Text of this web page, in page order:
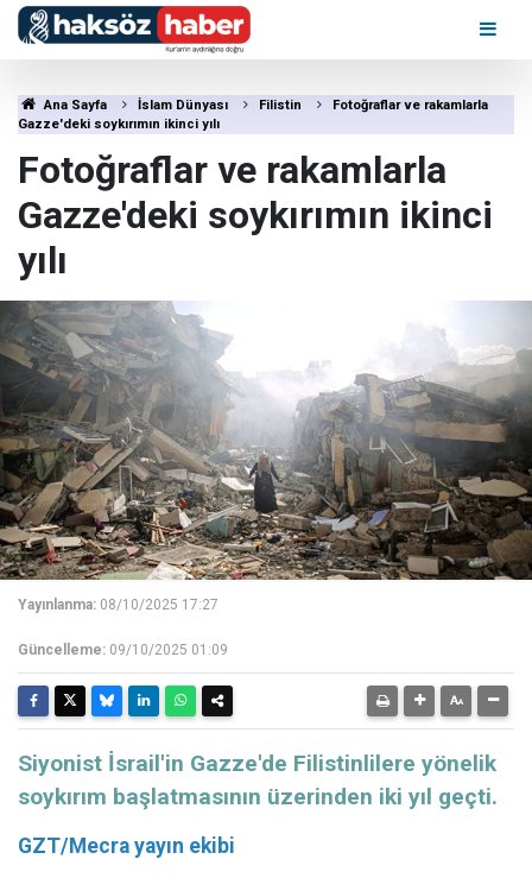
Ana Sayfa İslam Dünyası Filistin
Fotoğraflar ve rakamlarla
Gazze'deki soykırımın ikinci yılı
Fotoğraflar ve rakamlarla
Gazze'deki soykırımın ikinci
yılı
Yayınlanma: 08/10/2025 17:27
Güncelleme: 09/10/2025 01:09
Siyonist İsrail'in Gazze'de Filistinlilere yönelik
soykırım başlatmasının üzerinden iki yıl geçti.
GZT/Mecra yayın ekibi